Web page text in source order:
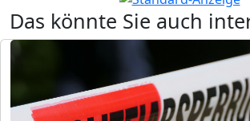
Das könnte Sie auch